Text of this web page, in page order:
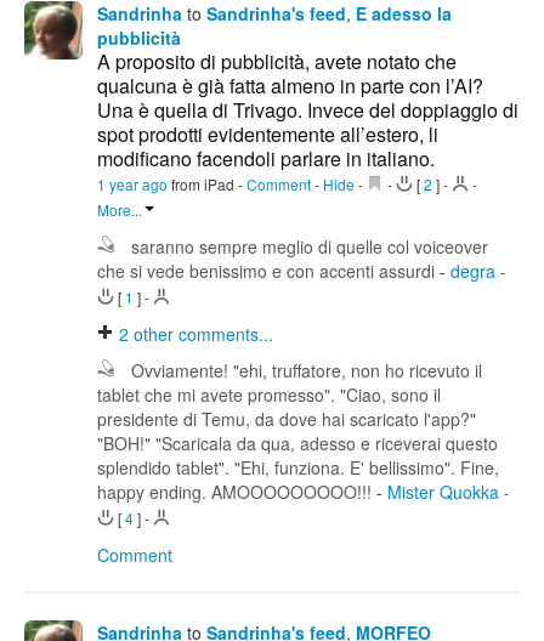
Sandrinha to Sandrinha's feed, E adesso la
pubblicità
A proposito di pubblicità, avete notato che
qualcuna è già fatta almeno in parte con l’AI?
Una è quella di Trivago. Invece del doppiaggio di
spot prodotti evidentemente all’estero, li
modificano facendoli parlare in italiano.
1 year ago from iPad -Comment- Hide - - [2 ]-
-
More...
saranno sempre meglio di quelle col voiceover
che si vede benissimo e con accenti assurdi - degra -
[ 1 ]-
2 other comments...
Ovviamente! "ehi, truffatore, non ho ricevuto il
tablet che mi avete promesso". "Ciao, sono il
presidente di Temu, da dove hai scaricato l'app?"
"BOH!" "Scaricala da qua, adesso e riceverai questo
splendido tablet". "Ehi, funziona. E' bellissimo". Fine,
happy ending. AMOOOOOOOOO!!! - Mister Quokka -
[4]-
Comment
Sandrinha to Sandrinha's feed, MORFEO